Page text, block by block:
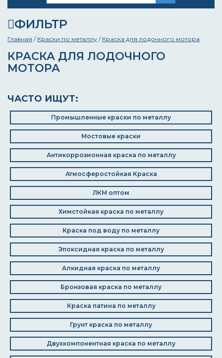
ФИЛЬТР
Главная / Краски по металлу / Краска для лодочного мотора
КРАСКА ДЛЯ ЛОДОЧНОГО
МОТОРА
ЧАСТО ИЩУТ:
Промышленные краски по металлу
Мостовые краски
Антикоррозионная краска по металлу
Атмосферостойкая Краска
ЛКМ оптом
Химстойкая краска по металлу
Краска под воду по металлу
Эпоксидная краска по металлу
Алкидная краска по металлу
Бронзовая краска по металлу
Краска патина по металлу
Грунт краска по металлу
Двухкомпонентная краска по металлу